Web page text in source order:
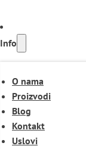
Info
O nama
Proizvodi
Blog
Kontakt
Uslovi